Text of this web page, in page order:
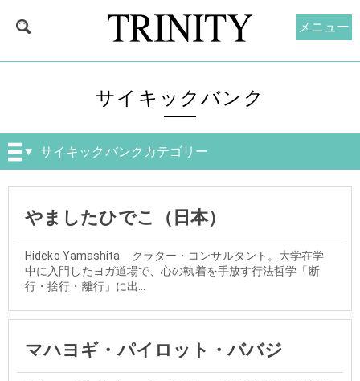
サイキックバンク
サイキックバンクカテゴリー
やましたひでこ（日本）
Hideko Yamashita クラター・コンサルタント。大学在学
中に入門したヨガ道場で、心の執着を手放す行法哲学「断
行・捨行・離行」に出...
マハヨギ・パイロット・ババジ
メニュー